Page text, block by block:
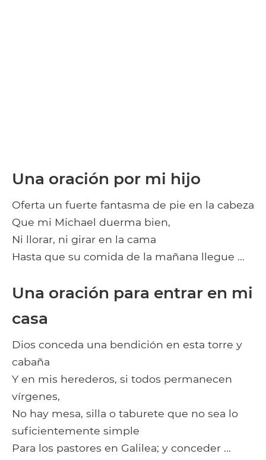
Una oración por mi hijo
Oferta un fuerte fantasma de pie en la cabeza
Que mi Michael duerma bien,
Ni llorar, ni girar en la cama
Hasta que su comida de la mañana llegue ...
Una oración para entrar en mi
casa
Dios conceda una bendición en esta torre y
cabaña
Y en mis herederos, si todos permanecen
vírgenes,
No hay mesa, silla o taburete que no sea lo
suficientemente simple
Para los pastores en Galilea; y conceder ...